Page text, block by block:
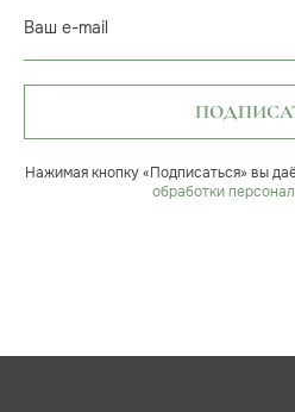
Ваш e-mail
Нажимая кнопку «Подписаться» вы
обработки